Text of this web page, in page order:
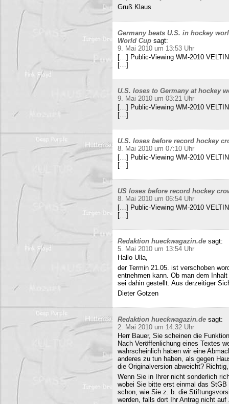
Gruß Klaus
Germany beats U.S. in hockey
World Cup sagt:
9. Mai 2010 um 13:53 Uhr
[…] Public-Viewing WM-2010
[…]
U.S. loses to Germany at hockey
9. Mai 2010 um 03:21 Uhr
[…] Public-Viewing WM-2010
[…]
U.S. loses before record hockey
8. Mai 2010 um 07:10 Uhr
[…] Public-Viewing WM-2010
[…]
US loses before record hockey
8. Mai 2010 um 06:54 Uhr
[…] Public-Viewing WM-2010
[…]
Redaktion hueckwagazin.de sagt:
5. Mai 2010 um 13:54 Uhr
Hallo Ulla,
der Termin 21.05. ist verschoben
entnehmen kann. Ob man dem
sei dahin gestellt. Aus derzeitiger
Dieter Gotzen
Redaktion hueckwagazin.de sagt:
2. Mai 2010 um 14:32 Uhr
Herr Bauer, Sie scheinen die
Nach Veröffenlichung eines Textes
wahrscheinlich haben wir eine
anderes zu tun haben, als gegen
die Originalversion abweicht?
Wenn Sie in Ihrer nicht sonderlich
wobei Sie bitte erst einmal das
schon, wie Sie z. b. die
werden, falls dort Ihr Antrag nicht